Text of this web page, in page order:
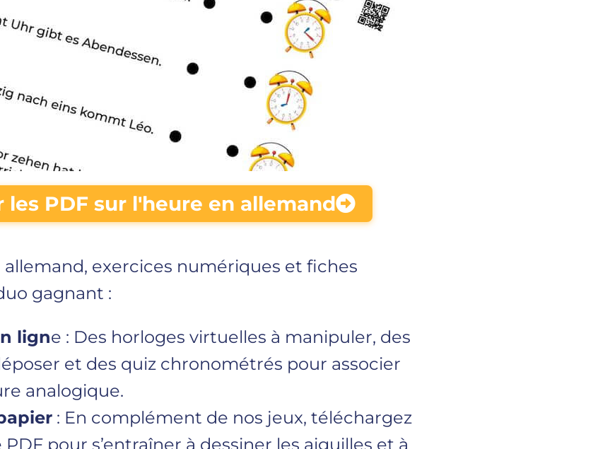
les PDF sur l'heure en allemand
allemand, exercices numériques et fiches
gagnant :
ligne : Des horloges virtuelles à manipuler, des
et des quiz chronométrés pour associer
analogique.
: En complément de nos jeux, téléchargez
pour s’entraîner à dessiner les aiguilles et à